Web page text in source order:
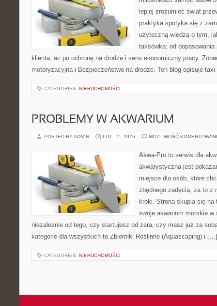
lepiej zrozumieć świat
praktyka spotyka się z
użyteczną wiedzą o tym,
taksówka: od dopasowania
klienta, aż po ochronę na drodze i sens ekonomiczny pracy.
motoryzacyjna i Bezpieczeństwo na drodze. Ten blog opisuje
CATEGORIES: NIERUCHOMOŚCI
PROBLEMY W AKWARIUM
POSTED BY ADMIN LUT - 2 - 2026 MOŻLIWOŚĆ
Akwa-Pro to serwis dla
akwarystyczna jest
miejsce dla osób, które
zbędnego zadęcia, za to z
kroki. Strona skupia się na
swoje akwarium morskie w
niezależnie od tego, czy startujesz od zera, czy masz już za
kategorie dla wszystkich to Zbiorniki Roślinne (Aquascaping) i […]
CATEGORIES: NIERUCHOMOŚCI